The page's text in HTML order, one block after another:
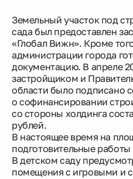
Земельный участок под
сада был предоставлен
«Глобал Вижн». Кроме
администрации города
документацию. В апреле
застройщиком и
области было подписано
о софинансировании
со стороны холдинга
рублей.
В настоящее время на
подготовительные
В детском саду
помещения с игровыми и